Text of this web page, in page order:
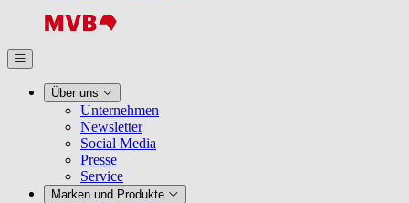
Über uns
Unternehmen
Newsletter
Social Media
Presse
Service
Marken und Produkte